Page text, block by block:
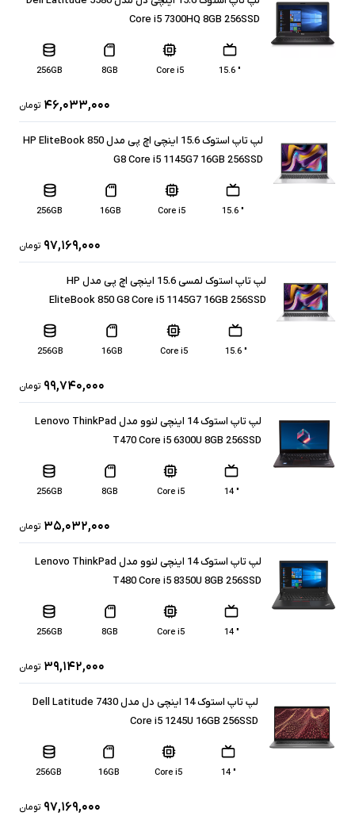
Core i5 7300HQ 8GB 256SSD
" 15.6
Core i5
8GB
256GB
۴۶,۰۳۳,۰۰۰ تومان
لپ تاپ استوک 15.6 اینچی اچ پی مدل HP EliteBook 850
G8 Core i5 1145G7 16GB 256SSD
" 15.6
Core i5
16GB
256GB
۹۷,۱۶۹,۰۰۰ تومان
لپ تاپ استوک لمسی 15.6 اینچی اچ پی مدل HP
EliteBook 850 G8 Core i5 1145G7 16GB 256SSD
" 15.6
Core i5
16GB
256GB
۹۹,۷۴۰,۰۰۰ تومان
لپ تاپ استوک 14 اینچی لنوو مدل Lenovo ThinkPad
T470 Core i5 6300U 8GB 256SSD
" 14
Core i5
8GB
256GB
۳۵,۰۳۲,۰۰۰ تومان
لپ تاپ استوک 14 اینچی لنوو مدل Lenovo ThinkPad
T480 Core i5 8350U 8GB 256SSD
" 14
Core i5
8GB
256GB
۳۹,۱۴۲,۰۰۰ تومان
لپ تاپ استوک 14 اینچی دل مدل Dell Latitude 7430
Core i5 1245U 16GB 256SSD
" 14
Core i5
16GB
256GB
۹۷,۱۶۹,۰۰۰ تومان